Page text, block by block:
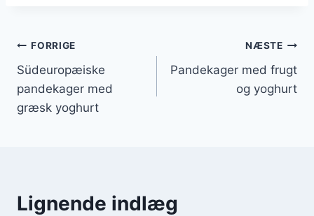
Indlægsnavigation
FORRIGE
Südeuropæiske
pandekager med
græsk yoghurt
NÆSTE
Pandekager med frugt
og yoghurt
Lignende indlæg